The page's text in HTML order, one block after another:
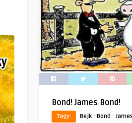
Bond! James Bond!
Tagy: Bejk· Bond ·